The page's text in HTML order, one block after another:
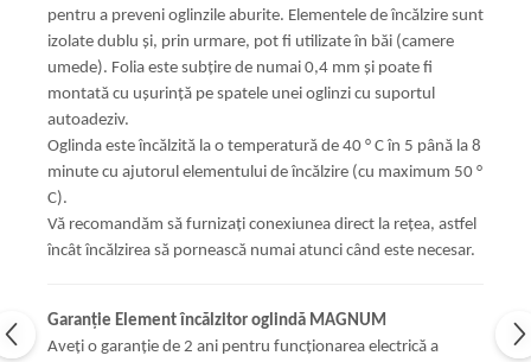
pentru a preveni oglinzile aburite. Elementele de încălzire sunt
izolate dublu și, prin urmare, pot fi utilizate în băi (camere
umede). Folia este subțire de numai 0,4 mm și poate fi
montată cu ușurință pe spatele unei oglinzi cu suportul
autoadeziv.
Oglinda este încălzită la o temperatură de 40 ° C în 5 până la 8
minute cu ajutorul elementului de încălzire (cu maximum 50 °
C).
Vă recomandăm să furnizați conexiunea direct la rețea, astfel
încât încălzirea să pornească numai atunci când este necesar.
Garanție Element încălzitor oglindă MAGNUM
Aveți o garanție de 2 ani pentru funcționarea electrică a